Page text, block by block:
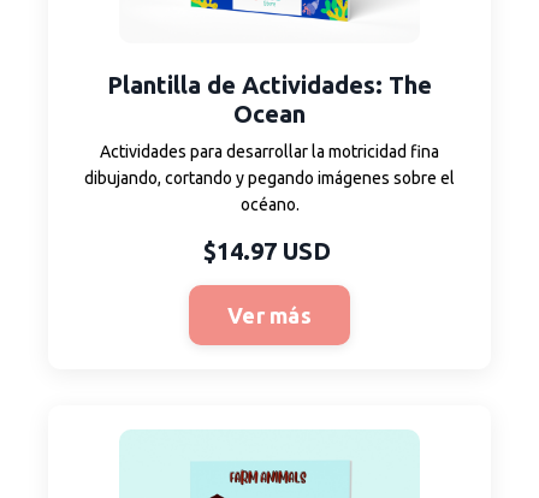
Plantilla de Actividades: The
Ocean
Actividades para desarrollar la motricidad fina
dibujando, cortando y pegando imágenes sobre el
océano.
$14.97 USD
Ver más